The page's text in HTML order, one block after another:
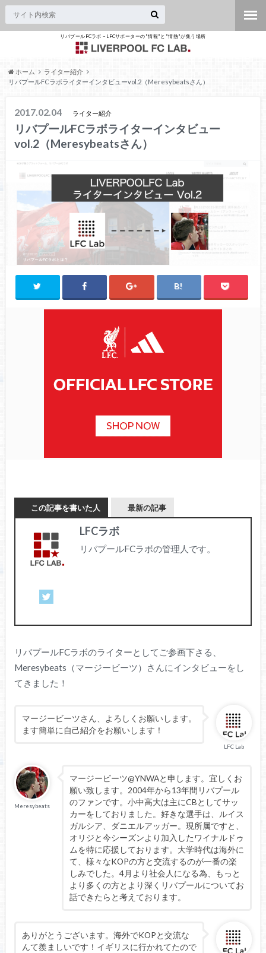
リバプールFCラボ – LFCサポーターの"情報"と"情熱"が集う場所
ホーム
ライター紹介
リバプールFCラボライターインタビューvol.2（Meresybeatsさん）
2017.02.04 ライター紹介
リバプールFCラボライターインタビュー
vol.2（Meresybeatsさん）
この記事を書いた人 最新の記事
LFCラボ
リバプールFCラボの管理人です。
リバプールFCラボのライターとしてご参画下さる、
Meresybeats（マージービーツ）さんにインタビューをし
てきました！
LFC Lab
マージービーツさん、よろしくお願いします。
ます簡単に自己紹介をお願いします！
Meresybeats
マージービーツ@YNWAと申します。宜しくお
願い致します。2004年から13年間リバプール
のファンです。小中高大は主にCBとしてサッ
カーをしておりました。好きな選手は、ルイス
ガルシア、ダニエルアッガー。現所属ですと、
オリジと今シーズンより加入したワイナルドゥ
ムを特に応援しております。大学時代は海外に
て、様々なKOPの方と交流するのが一番の楽
しみでした。4月より社会人になる為、もっと
より多くの方とより深くリバプールについてお
話できたらと考えております。
ありがとうございます。海外でKOPと交流な
んて羨ましいです！イギリスに行かれてたので